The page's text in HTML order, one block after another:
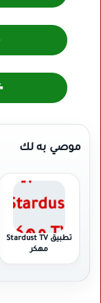
موصي به لك
تطبيق Stardust TV
مهكر